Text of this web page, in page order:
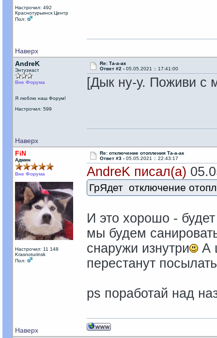
Настрочил: 492
Краснотурьинск Центр
Пол:
Наверх
AndreK
Энтузиаст
Вне Форума
Я люблю наш Форум!
Настрочил: 599
Re: Та-а-ак
Ответ #2 - 05.05.2021 :: 17:41:00
[Дык ну-у. Поживи с
Наверх
FiN
Админ
Вне Форума
Настрочил: 11 148
Krasnoturinsk
Пол:
Re: отключение отопления Та-а-ак
Ответ #3 - 05.05.2021 :: 22:43:17
AndreK писал(а)
ГрЯдет отключение
И это хорошо -
мы будем
снаружи изнутри
А
перестанут
ps поработай над
Наверх